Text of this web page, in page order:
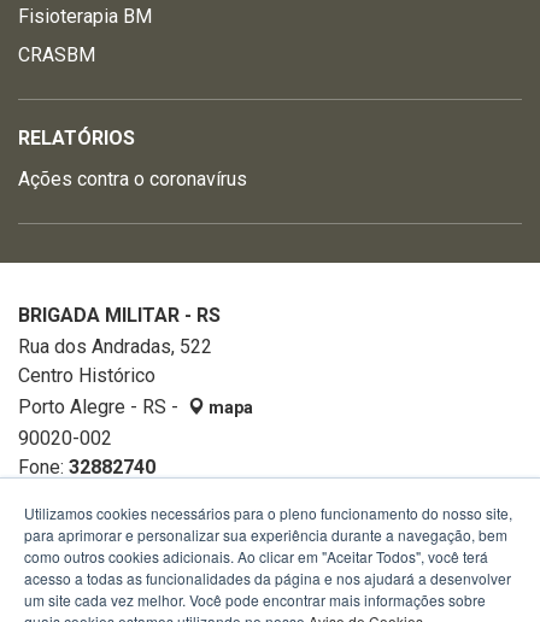
Fisioterapia BM
CRASBM
RELATÓRIOS
Ações contra o coronavírus
BRIGADA MILITAR - RS
Rua dos Andradas, 522
Centro Histórico
Porto Alegre - RS -
mapa
90020-002
Fone: 32882740
Utilizamos cookies necessários para o pleno funcionamento do nosso site,
para aprimorar e personalizar sua experiência durante a navegação, bem
como outros cookies adicionais. Ao clicar em "Aceitar Todos", você terá
acesso a todas as funcionalidades da página e nos ajudará a desenvolver
um site cada vez melhor. Você pode encontrar mais informações sobre